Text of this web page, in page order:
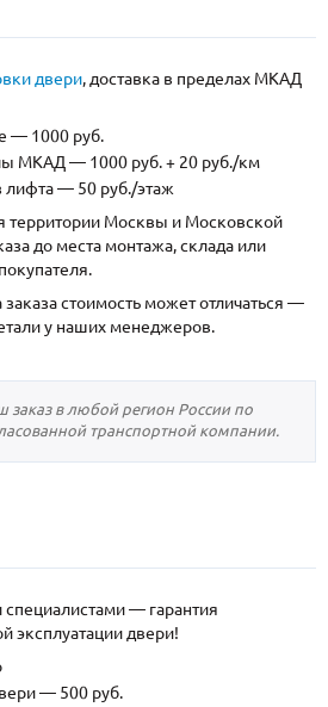
двери, доставка в пределах МКАД
— 1000 руб.
МКАД — 1000 руб. + 20 руб./км
лифта — 50 руб./этаж
территории Москвы и Московской
до места монтажа, склада или
стоимость может отличаться —
у наших менеджеров.
заказ в любой регион России по
транспортной компании.
— гарантия
эксплуатации двери!
— 500 руб.